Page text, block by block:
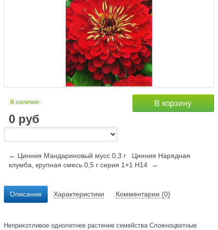
В наличии:
0 руб
В корзину
← Цинния Мандариновый мусс 0,3 г
Цинния Нарядная
клумба, крупная смесь 0,5 г серия 1+1 Н14 →
Описание Характеристики Комментарии (0)
Неприхотливое однолетнее растение семейства Сложноцветные